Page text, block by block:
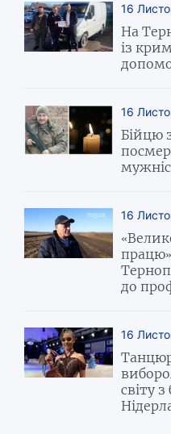
16
На
із
16
Бійцю
16
до
16
світу